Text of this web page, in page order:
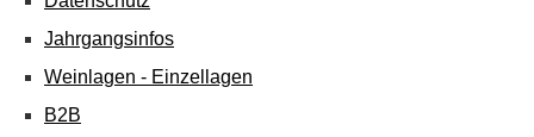
Jahrgangsinfos
Weinlagen - Einzellagen
B2B